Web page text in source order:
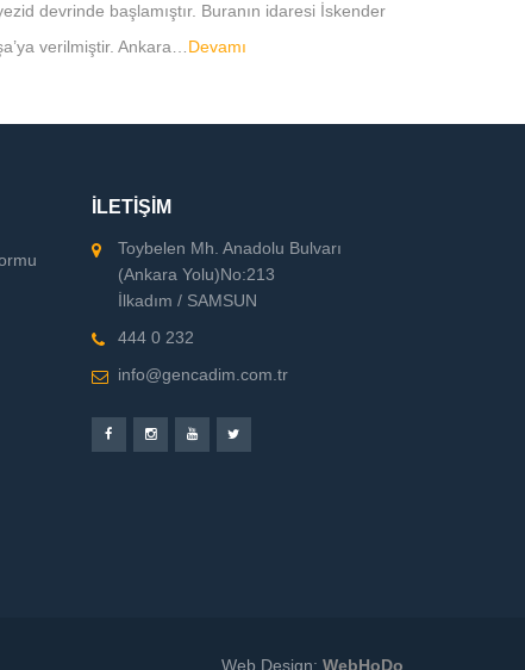
devrinde başlamıştır. Buranın idaresi İskender
verilmiştir. Ankara… Devamı
İLETİŞİM
Toybelen Mh. Anadolu Bulvarı
(Ankara Yolu)No:213
İlkadım / SAMSUN
444 0 232
info@gencadim.com.tr
Web Design: WebHoDo